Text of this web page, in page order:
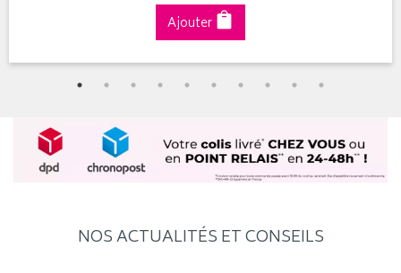
Ajouter
NOS ACTUALITÉS ET CONSEILS